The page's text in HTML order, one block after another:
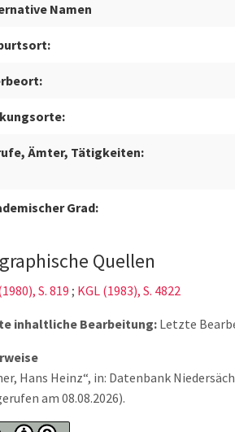
Namen
Ämter, Tätigkeiten:
Grad:
Quellen
S. 819 ; KGL (1983), S. 4822
inhaltliche Bearbeitung: Letzte
Hans Heinz“, in: Datenbank
am 08.08.2026).